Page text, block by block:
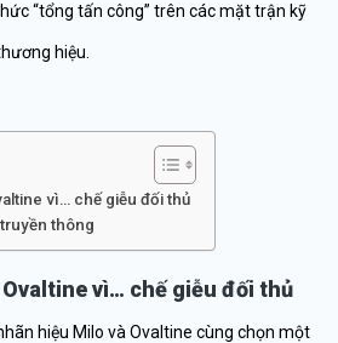
“tổng tấn công” trên các mặt trận kỹ
hiệu.
vì… chế giễu đối thủ
thông
vì… chế giễu đối thủ
hiệu Milo và Ovaltine cùng chọn một